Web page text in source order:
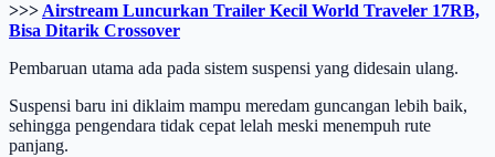
>>>Airstream Luncurkan Trailer Kecil World Traveler 17RB,
Bisa Ditarik Crossover
Pembaruan utama ada pada sistem suspensi yang didesain ulang.
Suspensi baru ini diklaim mampu meredam guncangan lebih baik,
sehingga pengendara tidak cepat lelah meski menempuh rute
panjang.